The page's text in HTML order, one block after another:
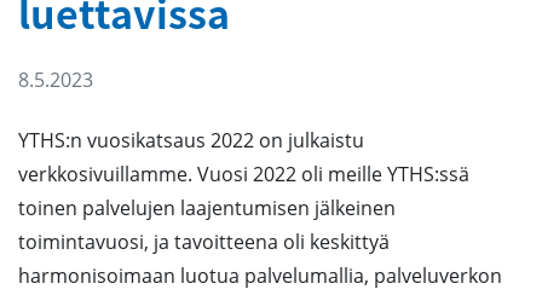
luettavissa
8.5.2023
YTHS:n vuosikatsaus 2022 on julkaistu
verkkosivuillamme. Vuosi 2022 oli meille YTHS:ssä
toinen palvelujen laajentumisen jälkeinen
toimintavuosi, ja tavoitteena oli keskittyä
harmonisoimaan luotua palvelumallia, palveluverkon